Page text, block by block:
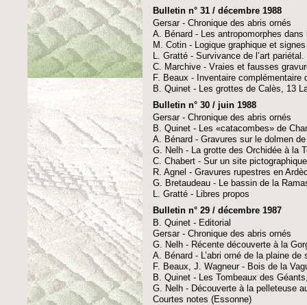
Bulletin n° 31 / décembre 1988
Gersar - Chronique des abris ornés
A. Bénard - Les antropomorphes
M. Cotin - Logique graphique et
L. Gratté - Survivance de l’art
C. Marchive - Vraies et fausses
F. Beaux - Inventaire
B. Quinet - Les grottes de Calès, 13
Bulletin n° 30 / juin 1988
Gersar - Chronique des abris ornés
B. Quinet - Les «catacombes» de
A. Bénard - Gravures sur le dolmen
G. Nelh - La grotte des Orchidée à la
C. Chabert - Sur un site
R. Agnel - Gravures rupestres en
G. Bretaudeau - Le bassin de la
L. Gratté - Libres propos
Bulletin n° 29 / décembre 1987
B. Quinet - Editorial
Gersar - Chronique des abris ornés
G. Nelh - Récente découverte à la
A. Bénard - L’abri orné de la plaine
F. Beaux, J. Wagneur - Bois de la
B. Quinet - Les Tombeaux des
G. Nelh - Découverte à la pelleteuse
Courtes notes (Essonne)